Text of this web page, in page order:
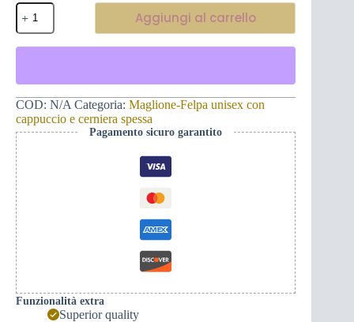
Felpa
con
cappuccio
unisex
spessa,
completamente
comoda
Monogramma
dorato
382ME/Baffi
montenegrini
sul
retro
quantità
Aggiungi al carrello
COD: N/A Categoria: Maglione-Felpa unisex con
cappuccio e cerniera spessa
Pagamento sicuro garantito
Funzionalità extra
Superior quality